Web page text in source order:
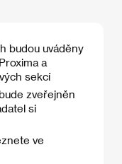
budou uváděny
a
sekcí
zveřejněn
si
ve